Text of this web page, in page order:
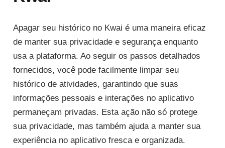
Apagar seu histórico no Kwai é uma maneira eficaz
de manter sua privacidade e segurança enquanto
usa a plataforma. Ao seguir os passos detalhados
fornecidos, você pode facilmente limpar seu
histórico de atividades, garantindo que suas
informações pessoais e interações no aplicativo
permaneçam privadas. Esta ação não só protege
sua privacidade, mas também ajuda a manter sua
experiência no aplicativo fresca e organizada.